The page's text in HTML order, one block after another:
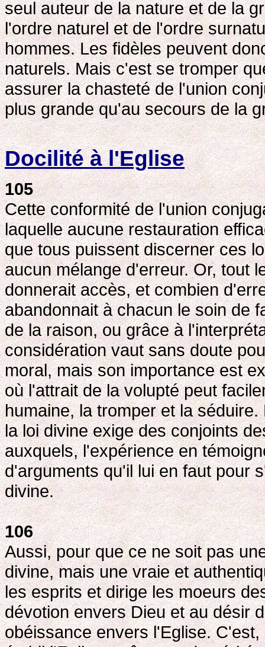
seul auteur de la nature et de la
l'ordre naturel et de l'ordre
hommes. Les fidèles peuvent
naturels. Mais c'est se tromper
assurer la chasteté de l'union
plus grande qu'au secours de la
Docilité à l'Eglise
105
Cette conformité de l'union
laquelle aucune restauration
que tous puissent discerner ces
aucun mélange d'erreur. Or, tout
donnerait accès, et combien
abandonnait à chacun le soin de
de la raison, ou grâce à
considération vaut sans doute
moral, mais son importance est
où l'attrait de la volupté peut
humaine, la tromper et la
la loi divine exige des conjoints
auxquels, l'expérience en
d'arguments qu'il lui en faut pour
divine.
106
Aussi, pour que ce ne soit pas
divine, mais une vraie et
les esprits et dirige les moeurs
dévotion envers Dieu et au désir
obéissance envers l'Eglise.